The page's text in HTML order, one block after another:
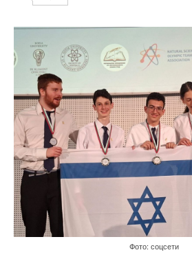
Фото: соцсети